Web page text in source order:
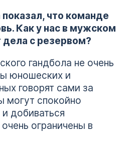
что команде
Как у нас в мужском
дела с резервом?
гандбола не очень
юношеских и
говорят сами за
могут спокойно
добиваться
ограничены в